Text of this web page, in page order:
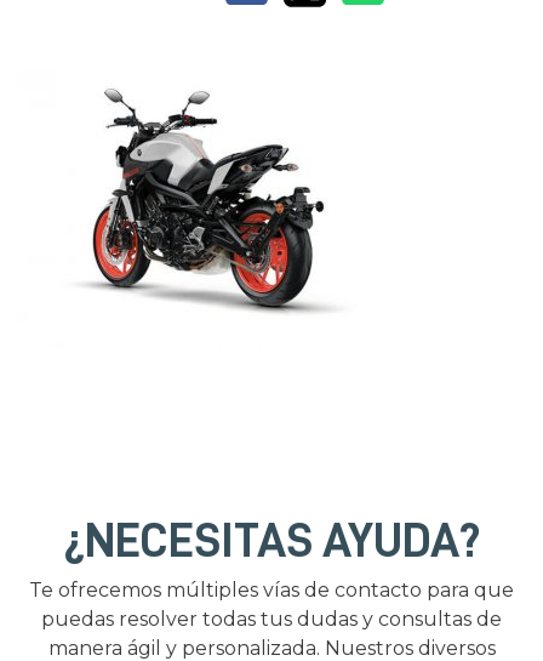
¿NECESITAS AYUDA?
Te ofrecemos múltiples vías de contacto para que
puedas resolver todas tus dudas y consultas de
manera ágil y personalizada. Nuestros diversos